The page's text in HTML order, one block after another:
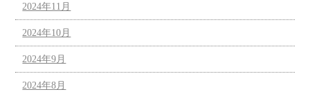
2024年11月
2024年10月
2024年9月
2024年8月